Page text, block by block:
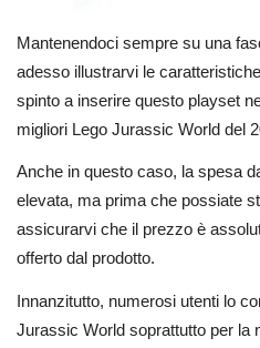
Mantenendoci sempre su una
adesso illustrarvi le
spinto a inserire questo playset
migliori Lego Jurassic World del
Anche in questo caso, la spesa
elevata, ma prima che possiate
assicurarvi che il prezzo è
offerto dal prodotto.
Innanzitutto, numerosi utenti lo
Jurassic World soprattutto per la